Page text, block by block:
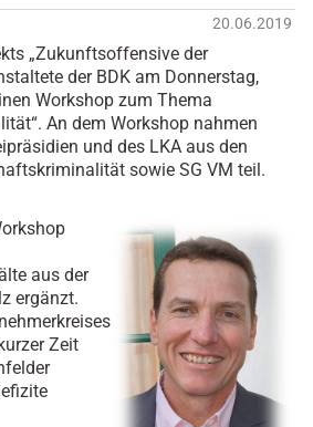
20.06.2019
„Zukunftsoffensive der
der BDK am Donnerstag,
Workshop zum Thema
An dem Workshop nahmen
und des LKA aus den
sowie SG VM teil.
aus der
ergänzt.
Zeit